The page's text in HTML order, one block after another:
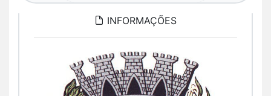
INFORMAÇÕES